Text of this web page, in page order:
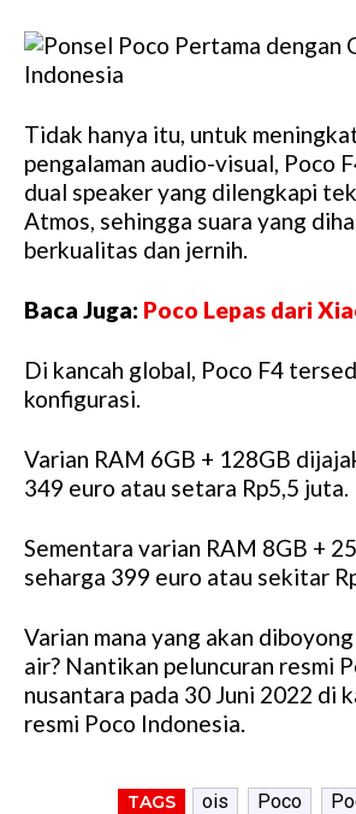
Tidak hanya itu, untuk
pengalaman audio-visual, Poco
dual speaker yang dilengkapi
Atmos, sehingga suara yang
berkualitas dan jernih.
Baca Juga: Poco Lepas dari
Di kancah global, Poco F4
konfigurasi.
Varian RAM 6GB + 128GB
349 euro atau setara Rp5,5 juta.
Sementara varian RAM 8GB +
seharga 399 euro atau sekitar
Varian mana yang akan
air? Nantikan peluncuran resmi
nusantara pada 30 Juni 2022 di
resmi Poco Indonesia.
TAGS ois Poco